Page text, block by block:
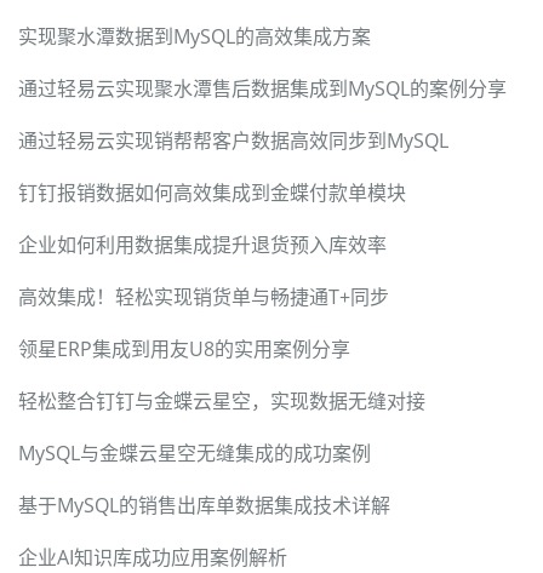
实现聚水潭数据到MySQL的高效集成方案
通过轻易云实现聚水潭售后数据集成到MySQL的案例分享
通过轻易云实现销帮帮客户数据高效同步到MySQL
钉钉报销数据如何高效集成到金蝶付款单模块
企业如何利用数据集成提升退货预入库效率
高效集成！轻松实现销货单与畅捷通T+同步
领星ERP集成到用友U8的实用案例分享
轻松整合钉钉与金蝶云星空，实现数据无缝对接
MySQL与金蝶云星空无缝集成的成功案例
基于MySQL的销售出库单数据集成技术详解
企业AI知识库成功应用案例解析